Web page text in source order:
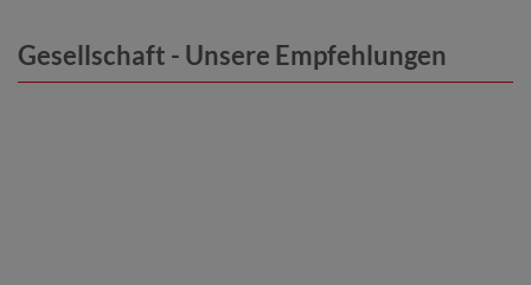
Gesellschaft - Unsere Empfehlungen